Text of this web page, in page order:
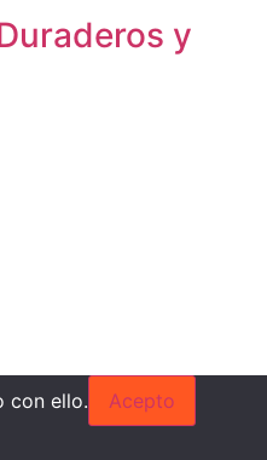
y
con ello. Acepto